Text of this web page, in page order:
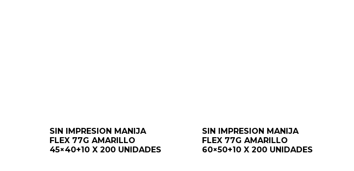
SIN IMPRESION MANIJA
FLEX 77G AMARILLO
45×40+10 X 200 UNIDADES
SIN IMPRESION MANIJA
FLEX 77G AMARILLO
60×50+10 X 200 UNIDADES